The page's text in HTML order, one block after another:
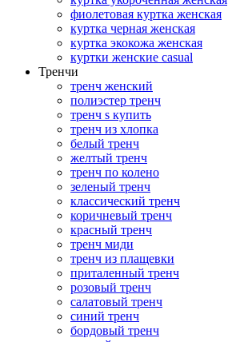
фиолетовая куртка женская
куртка черная женская
куртка экокожа женская
куртки женские casual
Тренчи
тренч женский
полиэстер тренч
тренч s купить
тренч из хлопка
белый тренч
желтый тренч
тренч по колено
зеленый тренч
классический тренч
коричневый тренч
красный тренч
тренч миди
тренч из плащевки
приталенный тренч
розовый тренч
салатовый тренч
синий тренч
бордовый тренч